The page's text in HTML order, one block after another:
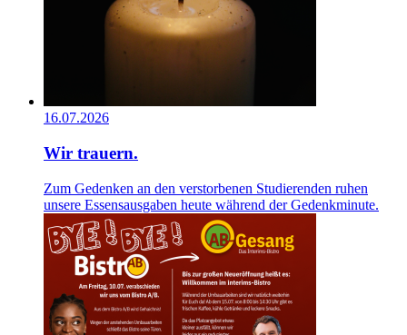
16.07.2026
Wir trauern.
Zum Gedenken an den verstorbenen Studierenden ruhen
unsere Essensausgaben heute während der Gedenkminute.